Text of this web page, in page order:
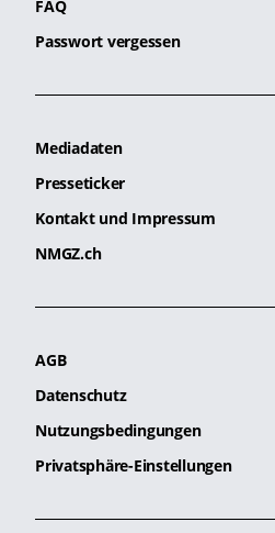
FAQ
Passwort vergessen
Mediadaten
Presseticker
Kontakt und Impressum
NMGZ.ch
AGB
Datenschutz
Nutzungsbedingungen
Privatsphäre-Einstellungen